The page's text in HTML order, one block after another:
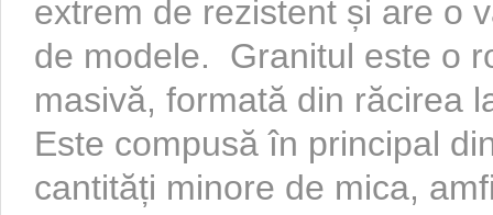
extrem de rezistent și are o
de modele. Granitul este o
masivă, formată din răcirea
Este compusă în principal
cantități minore de mica,